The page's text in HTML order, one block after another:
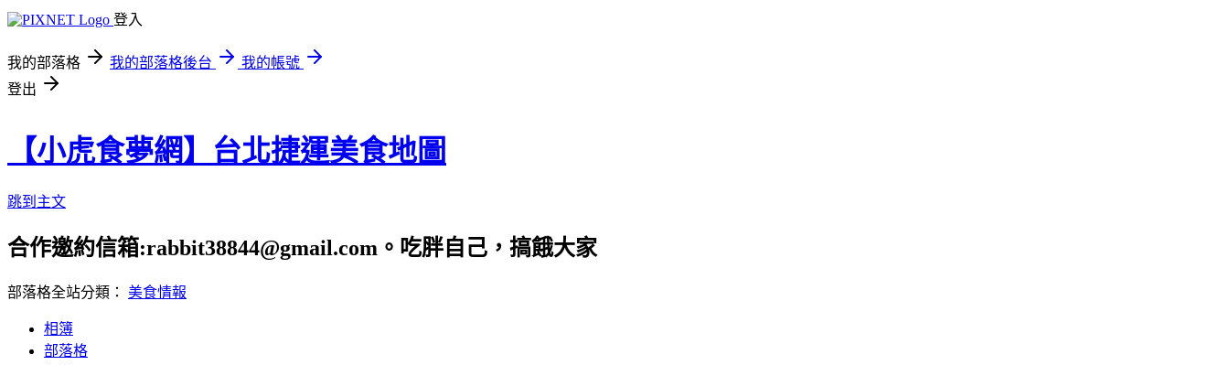
登入
我的部落格 我的部落格後台
我的帳號
登出
【小虎食夢網】台北捷運美食地圖
跳到主文
合作邀約信箱:rabbit38844@gmail.com。吃胖自己，搞餓大家
部落格全站分類： 美食情報
相簿
部落格